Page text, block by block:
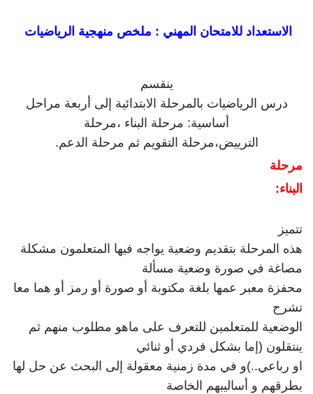
الاستعداد للامتحان المهني : ملخص منهجية الرياضيات
ينقسم
درس الرياضيات بالمرحلة الابتدائية إلى أربعة مراحل
أساسية: مرحلة البناء ،مرحلة
الترييض،مرحلة التقويم ثم مرحلة الدعم.
مرحلة
البناء:
تتميز
هذه المرحلة بتقديم وضعية يواجه فيها المتعلمون مشكلة
مصاغة في صورة وضعية مسألة
محفزة معبر عمها بلغة مكتوبة أو صورة أو رمز أو هما معا
تشرح
الوضعية للمتعلمين للتعرف على ماهو مطلوب منهم ثم
ينتقلون (إما بشكل فردي أو ثنائي
او رباعي..)و في مدة زمنية معقولة إلى البحث عن حل لها
بطرقهم و أساليبهم الخاصة